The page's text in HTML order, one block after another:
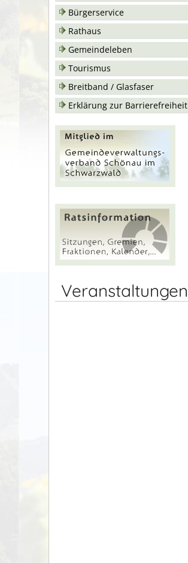
Bürgerservice
Rathaus
Gemeindeleben
Tourismus
Breitband / Glasfaser
Erklärung zur Barrierefreiheit
Veranstaltungen